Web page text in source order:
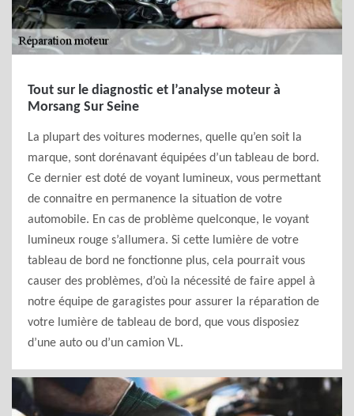
Tout sur le diagnostic et l’analyse moteur à
Morsang Sur Seine
La plupart des voitures modernes, quelle qu’en soit la
marque, sont dorénavant équipées d’un tableau de bord.
Ce dernier est doté de voyant lumineux, vous permettant
de connaitre en permanence la situation de votre
automobile. En cas de problème quelconque, le voyant
lumineux rouge s’allumera. Si cette lumière de votre
tableau de bord ne fonctionne plus, cela pourrait vous
causer des problèmes, d’où la nécessité de faire appel à
notre équipe de garagistes pour assurer la réparation de
votre lumière de tableau de bord, que vous disposiez
d’une auto ou d’un camion VL.